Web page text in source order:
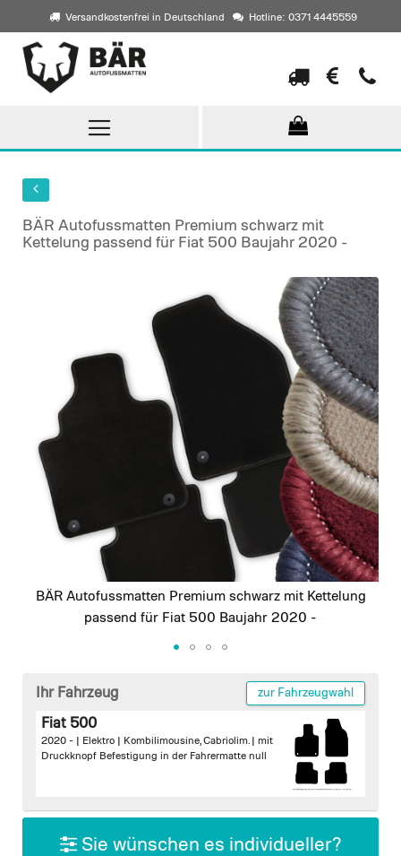
Versandkostenfrei in Deutschland Hotline: 0371 4445559
Direkt
zum
Inhalt
BÄR Autofussmatten Premium schwarz mit
Kettelung passend für Fiat 500 Baujahr 2020 -
images
gallery
BÄR Autofussmatten Premium schwarz mit Kettelung
passend für Fiat 500 Baujahr 2020 -
beginning
gallery
Ihr Fahrzeug zur Fahrzeugwahl
Fiat 500
2020 - | Elektro | Kombilimousine, Cabriolim. | mit
Druckknopf Befestigung in der Fahrermatte null
Sie wünschen es individueller?